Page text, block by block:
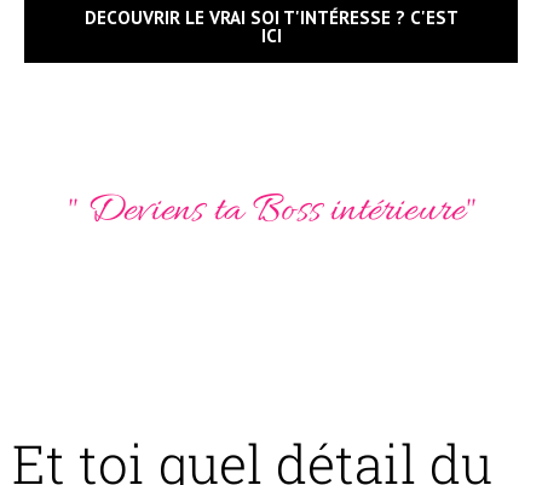
DECOUVRIR LE VRAI SOI T'INTÉRESSE ? C'EST
ICI
" Deviens ta Boss intérieure"
Et toi quel détail du